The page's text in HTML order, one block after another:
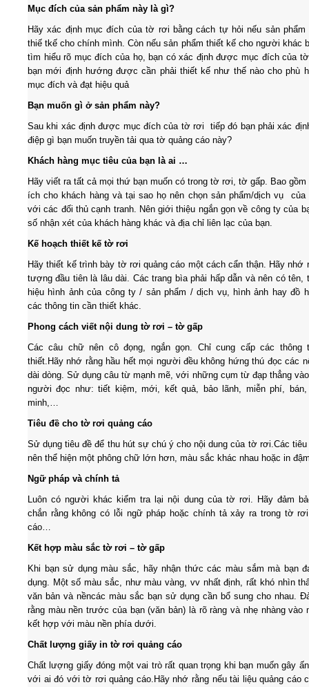
Mục đích của sản phẩm này là gì?
Hãy xác định mục đích của tờ rơi bằng cách tự hỏi nếu sản
thiế tkế cho chính mình. Còn nếu sản phẩm thiết kế cho người khác
tìm hiểu rõ mục đích của họ, bạn có xác định được mục đích của
bạn mới định hướng được cần phải thiết kế như thế nào cho phù
mục đích và đạt hiệu quả
Bạn muốn gì ở sản phẩm này?
Sau khi xác định được mục đích của tờ rơi tiếp đó bạn phải xác
điệp gì bạn muốn truyền tải qua tờ quảng cáo này?
Khách hàng mục tiêu của bạn là ai …
Hãy viết ra tất cả mọi thứ bạn muốn có trong tờ rơi, tờ gấp. Bao
ích cho khách hàng và tại sao họ nên chọn sản phẩm/dịch vụ của
với các đối thủ cạnh tranh. Nên giới thiệu ngắn gọn về công ty của
số nhận xét của khách hàng khác và địa chỉ liên lạc của bạn.
Kế hoạch thiết kế tờ rơi
Hãy thiết kế trình bày tờ rơi quảng cáo một cách cẩn thận. Hãy nhớ
tượng đầu tiên là lâu dài. Các trang bìa phải hấp dẫn và nên có tên,
hiệu hình ảnh của công ty / sản phẩm / dịch vụ, hình ảnh hay đồ
các thông tin cần thiết khác.
Phong cách viết nội dung tờ rơi – tờ gấp
Các câu chữ nên cô đọng, ngắn gọn. Chỉ cung cấp các thông
thiết.Hãy nhớ rằng hầu hết mọi người đều không hứng thú đọc các
dài dòng. Sử dụng câu từ mạnh mẽ, với những cụm từ đạp thẳng
người đọc như: tiết kiệm, mới, kết quả, bảo lãnh, miễn phí, bán,
minh,…
Tiêu đề cho tờ rơi quảng cáo
Sử dụng tiêu đề để thu hút sự chú ý cho nội dung của tờ rơi.Các tiêu
nên thể hiện một phông chữ lớn hơn, màu sắc khác nhau hoặc in
Ngữ pháp và chính tả
Luôn có người khác kiểm tra lại nội dung của tờ rơi. Hãy đảm
chắn rằng không có lỗi ngữ pháp hoặc chính tả xảy ra trong tờ
cáo…
Kết hợp màu sắc tờ rơi – tờ gấp
Khi bạn sử dụng màu sắc, hãy nhận thức các màu sắm mà bạn
dụng. Một số màu sắc, như màu vàng, vv nhất định, rất khó nhìn
văn bản và nềncác màu sắc bạn sử dụng cần bổ sung cho nhau.
rằng màu nền trước của bạn (văn bản) là rõ ràng và nhẹ nhàng vào
kết hợp với màu nền phía dưới.
Chất lượng giấy in tờ rơi quảng cáo
Chất lượng giấy đóng một vai trò rất quan trọng khi bạn muốn gây
với ai đó với tờ rơi quảng cáo.Hãy nhớ rằng nếu tài liệu quảng cáo